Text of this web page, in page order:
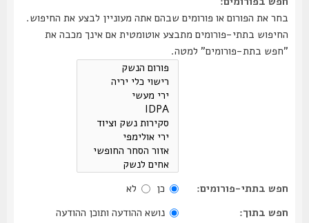
בחר את הפורום או פורומים שבהם אתה מעוניין לבצע את החיפוש.
החיפוש בתתי-פורומים מתבצע אוטומטית אם אינך מכבה את
"חפש בתת-פורומים" למטה.
חפש בתתי-פורומים: כן
לא
חפש בתוך:
נושא ההודעה ותוכן ההודעה